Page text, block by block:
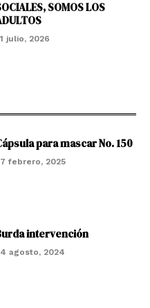
SOMOS LOS
julio, 2026
para mascar No. 150
febrero, 2025
intervención
agosto, 2024